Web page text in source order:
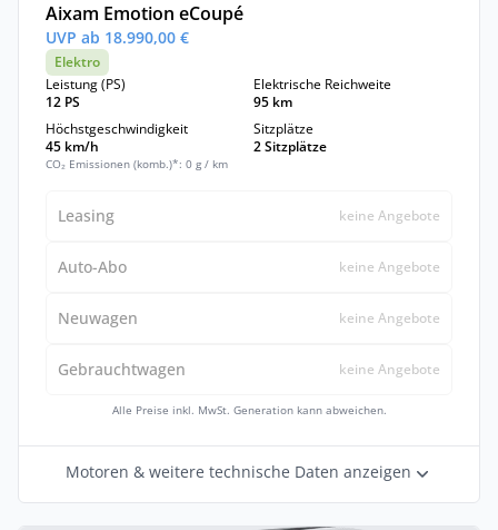
Aixam Emotion eCoupé
UVP ab 18.990,00 €
Elektro
Leistung (PS)
12 PS
Elektrische Reichweite
95 km
Höchstgeschwindigkeit
45 km/h
Sitzplätze
2 Sitzplätze
CO₂ Emissionen (komb.)*: 0 g / km
Leasing keine Angebote
Auto-Abo keine Angebote
Neuwagen keine Angebote
Gebrauchtwagen keine Angebote
Alle Preise inkl. MwSt. Generation kann abweichen.
Motoren & weitere technische Daten anzeigen